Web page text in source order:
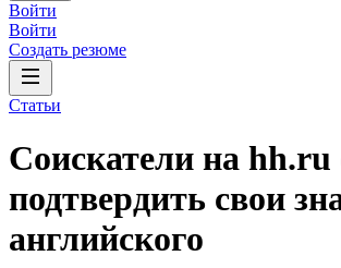
Войти
Войти
Создать резюме
Статьи
Соискатели на hh.ru
подтвердить свои
английского